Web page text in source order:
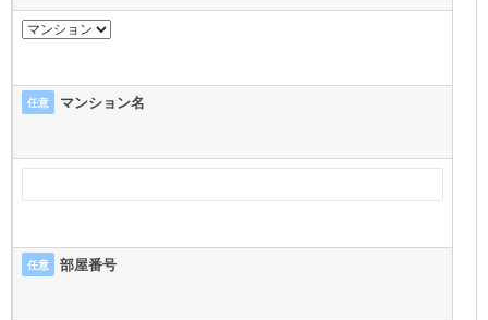
任意 マンション名
任意 部屋番号